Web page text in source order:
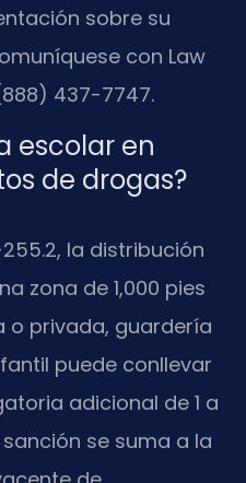
sobre su
con Law
437-7747.
escolar en
de drogas?
255.2, la distribución
zona de 1,000 pies
o privada, guardería
puede conllevar
adicional de 1 a
se suma a la